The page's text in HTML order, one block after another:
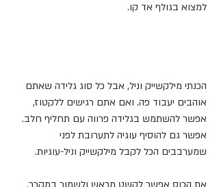
למצוא בגולף אד קו.
הכנתי מילקשייק וניל, אבל כל סוג גלידה שאתם
אוהבים יעבוד פה. ואם אתם רגישים ללקטוז,
אפשר להשתמש בגלידה פרווה עם תחליף חלב.
אפשר גם להוסיף עוגיה לתערובת לפני
שמערבבים הכל לקבל מילקשייק וניל-עוגיות.